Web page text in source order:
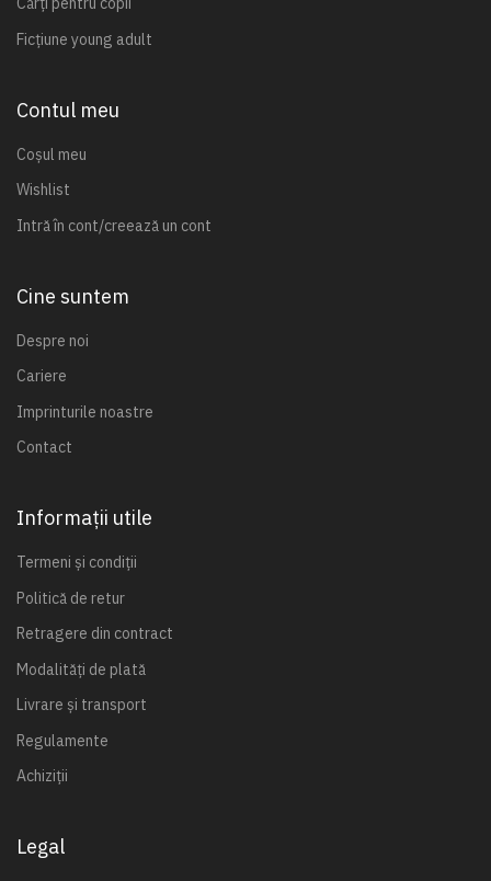
Ficțiune young adult
Contul meu
Coșul meu
Wishlist
Intră în cont/creează un cont
Cine suntem
Despre noi
Cariere
Imprinturile noastre
Contact
Informații utile
Termeni și condiții
Politică de retur
Retragere din contract
Modalități de plată
Livrare și transport
Regulamente
Achiziții
Legal